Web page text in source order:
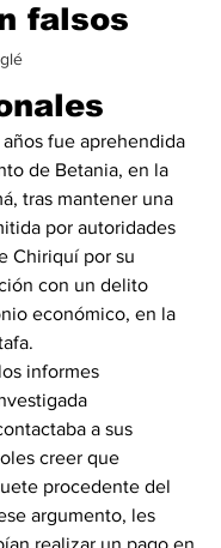
falsos
fue aprehendida
de Betania, en la
tras mantener una
por autoridades
Chiriquí por su
con un delito
económico, en la
informes
a sus
creer que
procedente del
argumento, les
realizar un pago en